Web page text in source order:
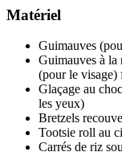
Matériel
Guimauves
Guimauves à
(pour le visage)
Glaçage au
les yeux)
Bretzels
Tootsie roll au
Carrés de riz